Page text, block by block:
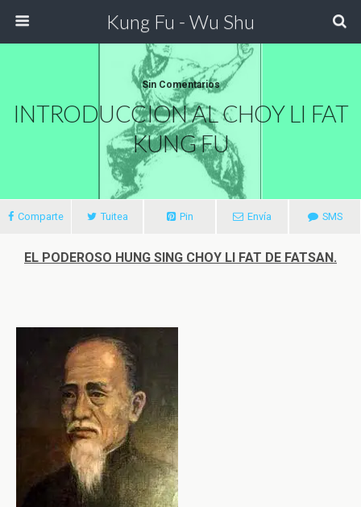
Kung Fu - Wu Shu
Sin Comentarios
INTRODUCCION AL CHOY LI FAT
KUNG FU
Comparte Tuitea Pin Envía SMS
EL PODEROSO HUNG SING CHOY LI FAT DE FATSAN.